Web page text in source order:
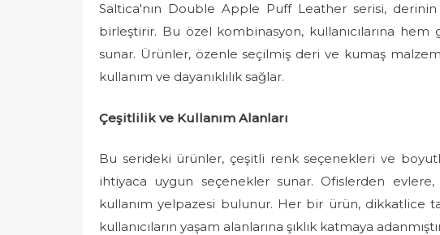
Saltica'nın Double Apple Puff Leather serisi, derinin
birleştirir. Bu özel kombinasyon, kullanıcılarına
sunar. Ürünler, özenle seçilmiş deri ve kumaş
kullanım ve dayanıklılık sağlar.
Çeşitlilik ve Kullanım Alanları
Bu serideki ürünler, çeşitli renk seçenekleri ve
ihtiyaca uygun seçenekler sunar. Ofislerden
kullanım yelpazesi bulunur. Her bir ürün, dikkatlice
kullanıcıların yaşam alanlarına şıklık katmaya